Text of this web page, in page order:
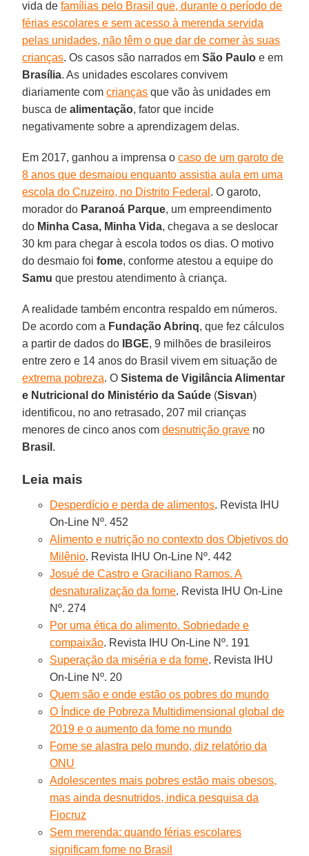
vida defamílias pelo Brasil que, durante o período de
férias escolares e sem acesso à merenda servida
pelas unidades, não têm o que dar de comer às suas
crianças. Os casos são narrados emSão Paulo e em
Brasília. As unidades escolares convivem
diariamente comcrianças que vão às unidades em
busca dealimentação, fator que incide
negativamente sobre a aprendizagem delas.
Em 2017, ganhou a imprensa ocaso de um garoto de
8 anos que desmaiou enquanto assistia aula em uma
escola do Cruzeiro, no Distrito Federal . O garoto,
morador do Paranoá Parque, um empreendimento
do Minha Casa, Minha Vida, chegava a se deslocar
30 km para chegar à escola todos os dias. O motivo
do desmaio foifome, conforme atestou a equipe do
Samu que prestou atendimento à criança.
A realidade também encontra respaldo em números.
De acordo com a Fundação Abrinq, que fez cálculos
a partir de dados do
IBGE, 9 milhões de brasileiros
entre zero e 14 anos do Brasil vivem em situação de
extrema pobreza. OSistema de Vigilância Alimentar
e Nutricional do Ministério da Saúde (Sisvan)
identificou, no ano retrasado, 207 mil crianças
menores de cinco anos comdesnutrição grave no
Brasil .
Leia mais
Desperdício e perda de alimentos. Revista IHU
On-Line Nº. 452
Alimento e nutrição no contexto dos Objetivos do
Milênio. Revista IHU On-Line Nº. 442
Josué de Castro e Graciliano Ramos. A
desnaturalização da fome. Revista IHU On-Line
Nº. 274
Por uma ética do alimento. Sobriedade e
compaixão. Revista IHU On-Line Nº. 191
Superação da miséria e da fome. Revista IHU
On-Line Nº. 20
Quem são e onde estão os pobres do mundo
O Índice de Pobreza Multidimensional global de
2019 e o aumento da fome no mundo
Fome se alastra pelo mundo, diz relatório da
ONU
Adolescentes mais pobres estão mais obesos,
mas ainda desnutridos, indica pesquisa da
Fiocruz
Sem merenda: quando férias escolares
significam fome no Brasil